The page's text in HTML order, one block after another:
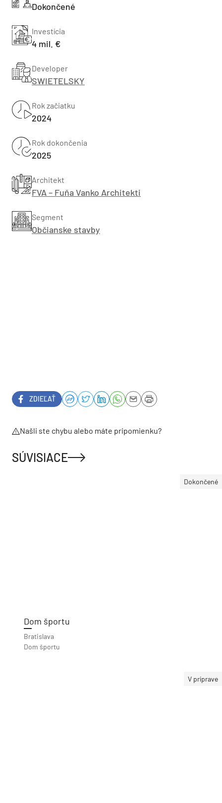
Dokončené
Investícia
4 mil. €
Developer
SWIETELSKY
Rok začiatku
2024
Rok dokončenia
2025
Architekt
FVA – Fuňa Vanko Architekti
Segment
Občianske stavby
ZDIEĽAŤ
Našli ste chybu alebo máte pripomienku?
SÚVISIACE
Dokončené
Dom športu
Bratislava
Dom športu
V príprave